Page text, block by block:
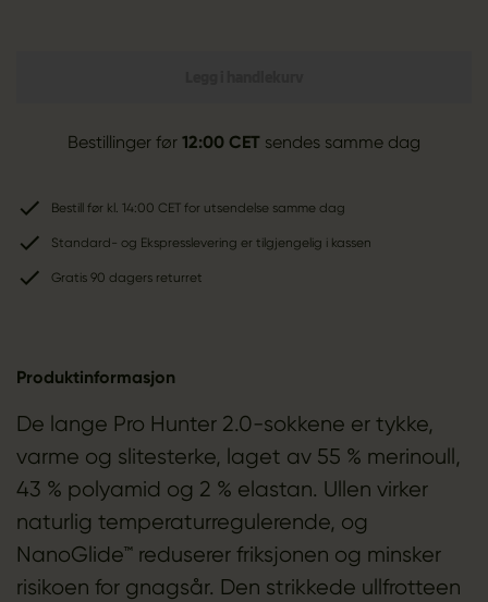
Bestillinger før 12:00 CET sendes samme dag
Bestill før kl. 14:00 CET for utsendelse samme dag
Standard- og Ekspresslevering er tilgjengelig i kassen
Gratis 90 dagers returret
Produktinformasjon
De lange Pro Hunter 2.0-sokkene er tykke,
varme og slitesterke, laget av 55 % merinoull,
43 % polyamid og 2 % elastan. Ullen virker
naturlig temperaturregulerende, og
NanoGlide™ reduserer friksjonen og minsker
risikoen for gnagsår. Den strikkede ullfrotteen